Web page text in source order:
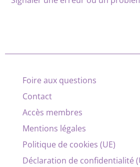
Foire aux questions
Contact
Accès membres
Mentions légales
Politique de cookies (UE)
Déclaration de confidentialité